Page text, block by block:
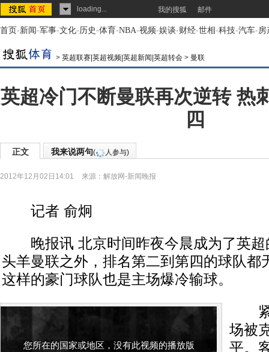
loading... 我的搜狐 邮件
首页-新闻-军事-文化-历史-体育-NBA-视频-娱谈-财经-世相-科技-汽车-房
> 英超联赛|英超视频|英超新闻|英超转会 > 曼联
英超冷门不断曼联再次逆转 热
四
正文 我来说两句( 人参与)
2012年12月02日14:01 来源： 解放网-新闻晚报
记者 俞炯
晚报讯 北京时间昨夜今晨成为了英超
头羊曼联之外，排名第二到第四的球队都
这样的豪门球队也是主场爆冷输球。
您所在的国家或地区，没有此视频的播放版
紧
场被
平。